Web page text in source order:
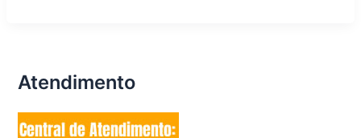
Atendimento